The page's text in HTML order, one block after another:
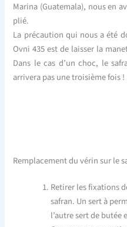
Marina (Guatemala), nous en
plié.
La précaution qui nous a été
Ovni 435 est de laisser la
Dans le cas d’un choc, le
arrivera pas une troisième fois !
Remplacement du vérin sur le
Retirer les fixations
safran. Un sert à
l’autre sert de butée